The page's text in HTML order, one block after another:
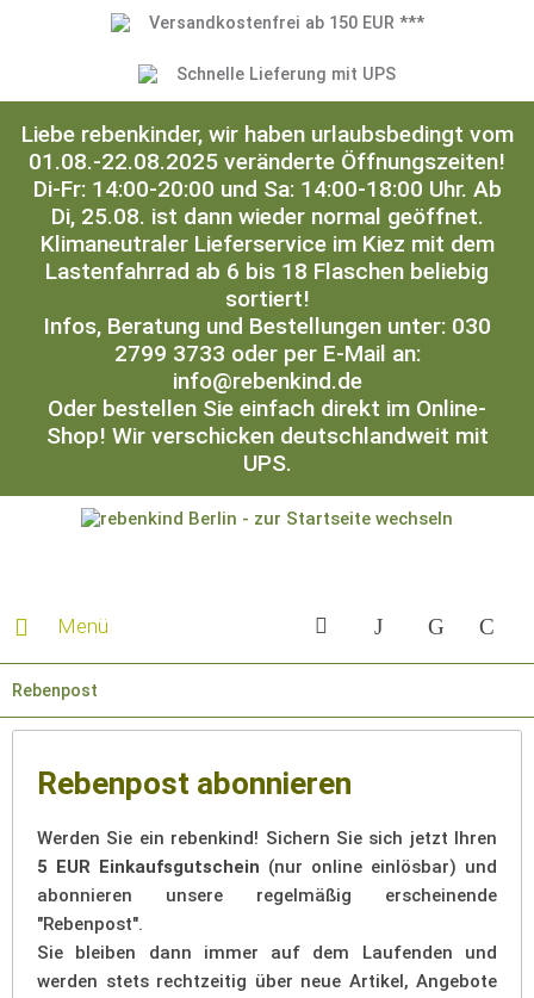
Versandkostenfrei ab 150 EUR ***
Schnelle Lieferung mit UPS
Liebe rebenkinder, wir haben urlaubsbedingt vom
01.08.-22.08.2025 veränderte Öffnungszeiten!
Di-Fr: 14:00-20:00 und Sa: 14:00-18:00 Uhr. Ab
Di, 25.08. ist dann wieder normal geöffnet.
Klimaneutraler Lieferservice im Kiez mit dem
Lastenfahrrad ab 6 bis 18 Flaschen beliebig
sortiert!
Infos, Beratung und Bestellungen unter: 030
2799 3733 oder per E-Mail an:
info@rebenkind.de
Oder bestellen Sie einfach direkt im Online-
Shop! Wir verschicken deutschlandweit mit
UPS.
Menü
Rebenpost
Rebenpost abonnieren
Werden Sie ein rebenkind! Sichern Sie sich jetzt Ihren
5 EUR Einkaufsgutschein (nur online einlösbar) und
abonnieren unsere regelmäßig erscheinende
"Rebenpost".
Sie bleiben dann immer auf dem Laufenden und
werden stets rechtzeitig über neue Artikel, Angebote